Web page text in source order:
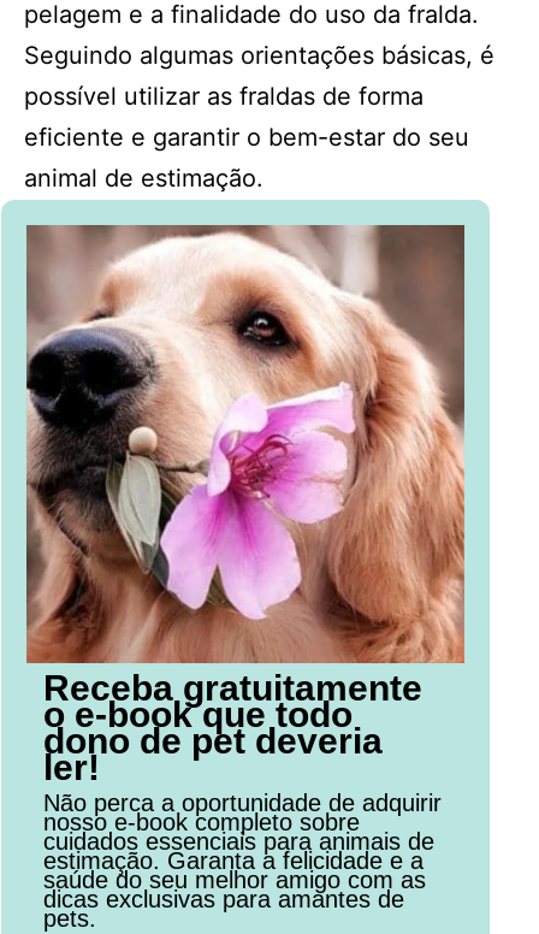
pelagem e a finalidade do uso da fralda.
Seguindo algumas orientações básicas, é
possível utilizar as fraldas de forma
eficiente e garantir o bem-estar do seu
animal de estimação.
Receba gratuitamente
o e-book que todo
dono de pet deveria
ler!
Não perca a oportunidade de adquirir
nosso e-book completo sobre
cuidados essenciais para animais de
estimação. Garanta a felicidade e a
saúde do seu melhor amigo com as
dicas exclusivas para amantes de
pets.